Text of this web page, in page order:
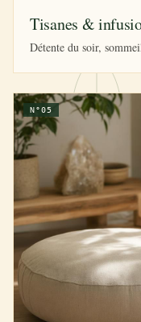
Tisanes &
Détente du soir,
N°05